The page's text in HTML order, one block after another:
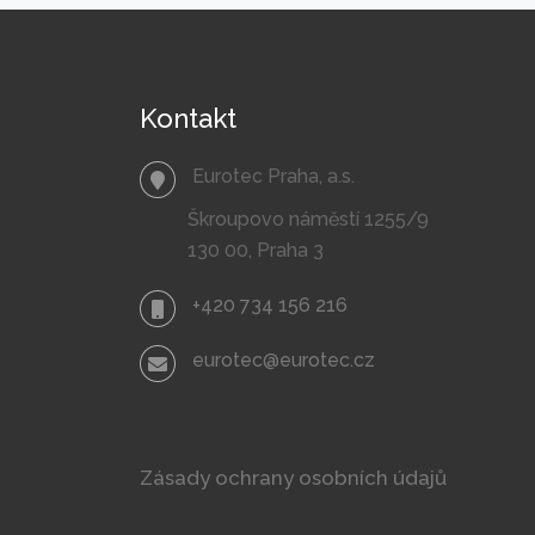
Kontakt
Eurotec Praha, a.s.
Škroupovo náměstí 1255/9
130 00, Praha 3
+420 734 156 216
eurotec@eurotec.cz
Zásady ochrany osobních údajů